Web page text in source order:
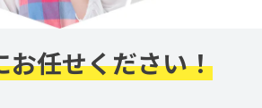
お任せください！